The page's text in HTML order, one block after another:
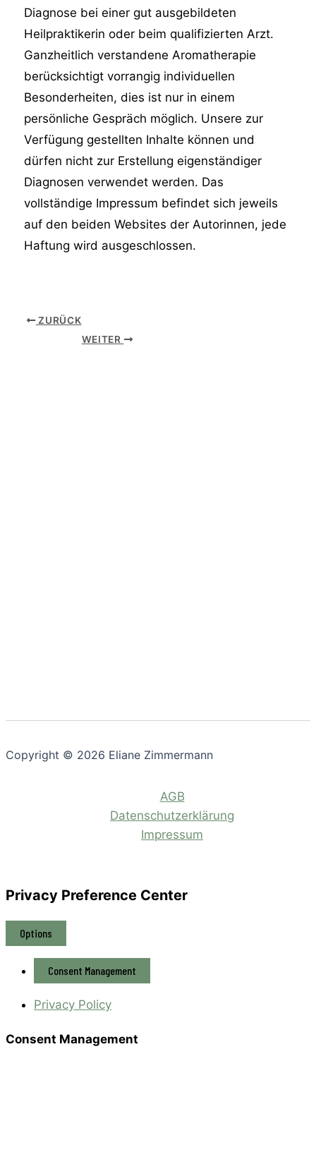
Diagnose bei einer gut ausgebildeten
Heilpraktikerin oder beim qualifizierten Arzt.
Ganzheitlich verstandene Aromatherapie
berücksichtigt vorrangig individuellen
Besonderheiten, dies ist nur in einem
persönliche Gespräch möglich. Unsere zur
Verfügung gestellten Inhalte können und
dürfen nicht zur Erstellung eigenständiger
Diagnosen verwendet werden. Das
vollständige Impressum befindet sich jeweils
auf den beiden Websites der Autorinnen, jede
Haftung wird ausgeschlossen.
ZURÜCK
WEITER
Copyright © 2026 Eliane Zimmermann
AGB
Datenschutzerklärung
Impressum
Privacy Preference Center
Options
Consent Management
Privacy Policy
Consent Management